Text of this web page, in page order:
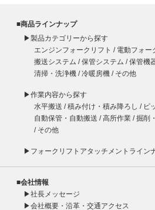
■商品ラインナップ
▶製品カテゴリーから探す
エンジンフォークリフト / 電動フォー
搬送システム /保管システム /保管機
清掃・洗浄機 /冷暖房機 / その他
▶作業内容から探す
水平搬送 /積み付け・積み降ろし / ピ
自動保管・自動搬送 /高所作業 /掘削
/ その他
▶ フォークリフト アタッチメント ライン
■会社情報
▶社長メッセージ
▶会社概要・沿革・交通アクセス